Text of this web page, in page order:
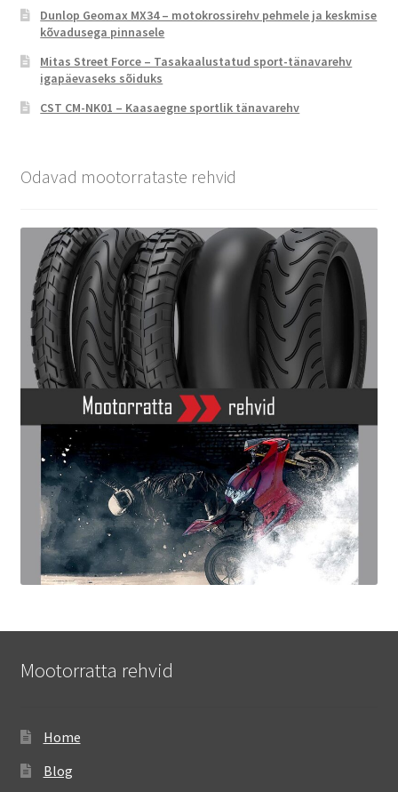
Dunlop Geomax MX34 – motokrossirehv pehmele ja keskmise
kõvadusega pinnasele
Mitas Street Force – Tasakaalustatud sport-tänavarehv
igapäevaseks sõiduks
CST CM-NK01 – Kaasaegne sportlik tänavarehv
Odavad mootorrataste rehvid
Mootorratta rehvid
Home
Blog